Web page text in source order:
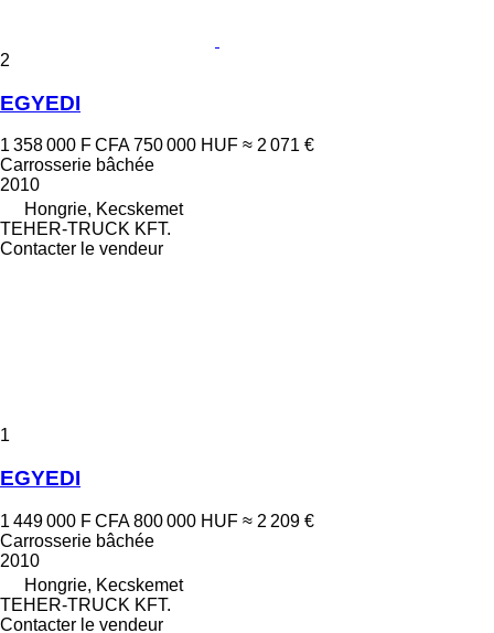
2
EGYEDI
1 358 000 F CFA 750 000 HUF ≈ 2 071 €
Carrosserie bâchée
2010
Hongrie, Kecskemet
TEHER-TRUCK KFT.
Contacter le vendeur
1
EGYEDI
1 449 000 F CFA 800 000 HUF ≈ 2 209 €
Carrosserie bâchée
2010
Hongrie, Kecskemet
TEHER-TRUCK KFT.
Contacter le vendeur